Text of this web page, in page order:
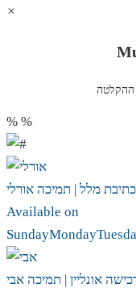
×
ההקלטה
% %
כתיבת מלל | תמיכה
Available on
SundayMonday
אונליין | תמיכה